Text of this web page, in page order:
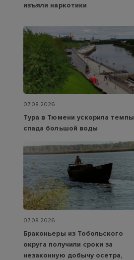
изъяли наркотики
07.08.2026
Тура в Тюмени ускорила темпы
спада большой воды
07.08.2026
Браконьеры из Тобольского
округа получили сроки за
незаконную добычу осетра,